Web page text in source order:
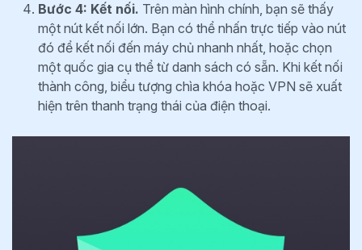
Bước 4: Kết nối. Trên màn hình chính, bạn sẽ thấy
một nút kết nối lớn. Bạn có thể nhấn trực tiếp vào nút
đó để kết nối đến máy chủ nhanh nhất, hoặc chọn
một quốc gia cụ thể từ danh sách có sẵn. Khi kết nối
thành công, biểu tượng chìa khóa hoặc VPN sẽ xuất
hiện trên thanh trạng thái của điện thoại.